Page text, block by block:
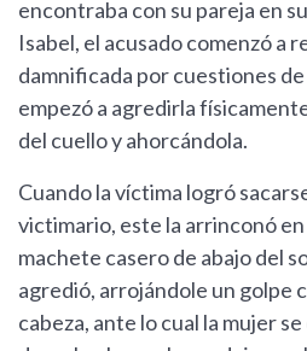
encontraba con su pareja en
Isabel, el acusado comenzó a
damnificada por cuestiones
empezó a agredirla
del cuello y ahorcándola.
Cuando la víctima logró
victimario, este la arrinconó en
machete casero de abajo del
agredió, arrojándole un golpe
cabeza, ante lo cual la mujer